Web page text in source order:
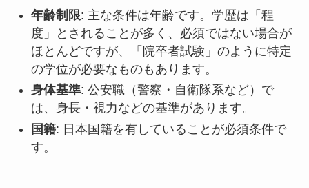
年齢制限: 主な条件は年齢です。学歴は「程
度」とされることが多く、必須ではない場合が
ほとんどですが、「院卒者試験」のように特定
の学位が必要なものもあります。
身体基準: 公安職（警察・自衛隊系など）で
は、身長・視力などの基準があります。
国籍: 日本国籍を有していることが必須条件で
す。